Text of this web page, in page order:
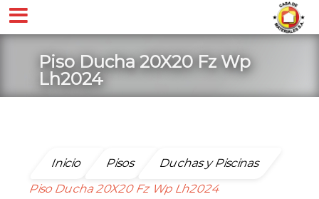
Piso Ducha 20X20 Fz Wp
Lh2024
Inicio Pisos
Duchas y Piscinas
Piso Ducha 20X20 Fz Wp Lh2024